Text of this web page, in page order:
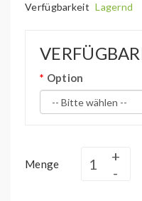
Verfügbarkeit Lagernd
Option
Menge